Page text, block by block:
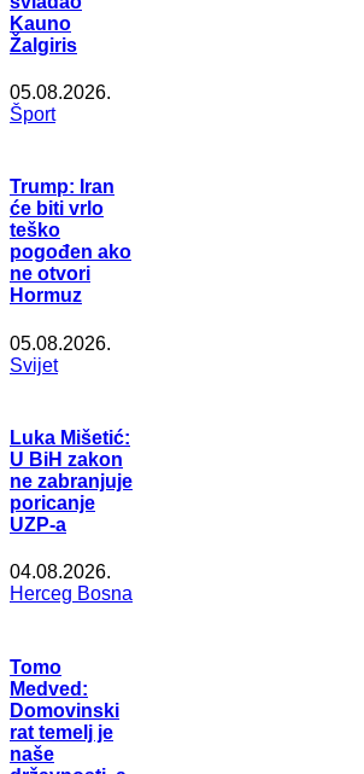
Kauno
Žalgiris
05.08.2026.
Šport
Trump: Iran
će biti vrlo
teško
pogođen ako
ne otvori
Hormuz
05.08.2026.
Svijet
Luka Mišetić:
U BiH zakon
ne zabranjuje
poricanje
UZP-a
04.08.2026.
Herceg Bosna
Tomo
Medved:
Domovinski
rat temelj je
naše